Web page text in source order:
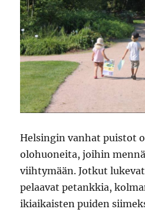
Helsingin vanhat puistot
olohuoneita, joihin
viihtymään. Jotkut
pelaavat petankkia,
ikiaikaisten puiden